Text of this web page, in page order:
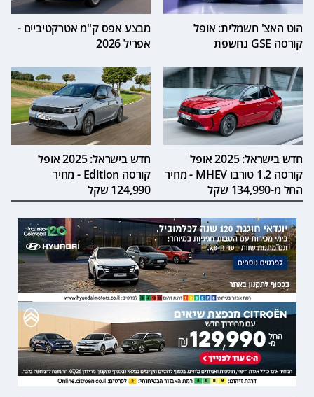
הוט האצ' חשמלית: אופל
קורסה GSE נחשפת
מבצע אפס ק"מ אטרקטיביים -
אפריל 2026
חדש בישראל: 2025 אופל
קורסה 1.2 טורבו MHEV - מחיר
החל מ-134,990 שקל
חדש בישראל: 2025 אופל
קורסה Edition - מחיר
124,990 שקל